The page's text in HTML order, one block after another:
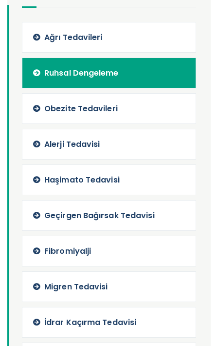
Ağrı Tedavileri
Ruhsal Dengeleme
Obezite Tedavileri
Alerji Tedavisi
Haşimato Tedavisi
Geçirgen Bağırsak Tedavisi
Fibromiyalji
Migren Tedavisi
İdrar Kaçırma Tedavisi